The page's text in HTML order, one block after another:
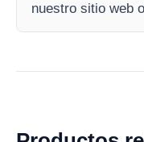
nuestro sitio web